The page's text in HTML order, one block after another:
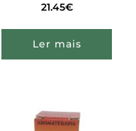
21.45€
Ler mais